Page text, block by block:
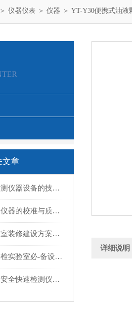
＞ 仪器仪表 ＞ 仪器 ＞ YT-Y30便携式油液
文章
食品安全快速检测仪器设备的技术演进与应用场景
微生物快速检测仪器的校准与质控：保证结果准确性的黄金法则
农产品检验实验室装修建设方案仪器配置清单@云唐仪器
学校食堂食材快检实验室必-备设备清单【云唐仪器推荐】
学校食堂用食品安全快速检测仪器【行业推荐】云唐食品安全检测仪
详细说明